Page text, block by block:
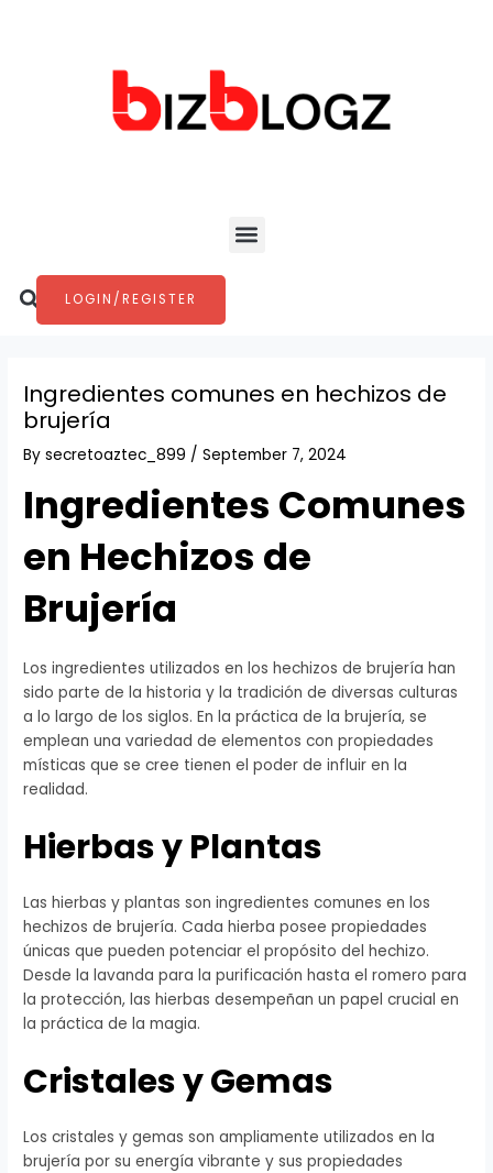
Menu
Search
LOGIN/REGISTER
Ingredientes comunes en hechizos de
brujería
Bysecretoaztec_899 /September 7, 2024
Ingredientes Comunes
en Hechizos de
Brujería
Los ingredientes utilizados en los hechizos de brujería han
sido parte de la historia y la tradición de diversas culturas
a lo largo de los siglos. En la práctica de la brujería, se
emplean una variedad de elementos con propiedades
místicas que se cree tienen el poder de influir en la
realidad.
Hierbas y Plantas
Las hierbas y plantas son ingredientes comunes en los
hechizos de brujería. Cada hierba posee propiedades
únicas que pueden potenciar el propósito del hechizo.
Desde la lavanda para la purificación hasta el romero para
la protección, las hierbas desempeñan un papel crucial en
la práctica de la magia.
Cristales y Gemas
Los cristales y gemas son ampliamente utilizados en la
brujería por su energía vibrante y sus propiedades